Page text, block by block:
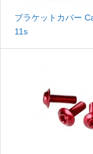
ブラケットカバー
11s